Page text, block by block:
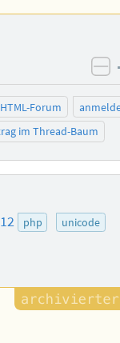
Forum
im Thread-Baum
php
unicode